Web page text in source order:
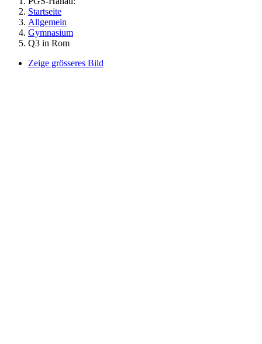
Startseite
Allgemein
Gymnasium
Q3 in Rom
Zeige grösseres Bild